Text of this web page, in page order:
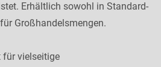
Erhältlich sowohl in Standard-
Großhandelsmengen.
für vielseitige